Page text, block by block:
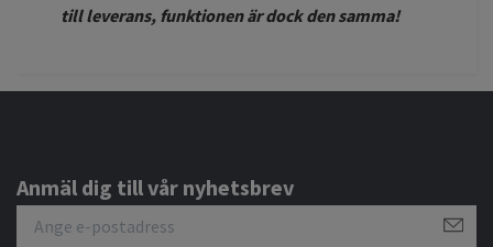
till leverans, funktionen är dock den samma!
Anmäl dig till vår nyhetsbrev